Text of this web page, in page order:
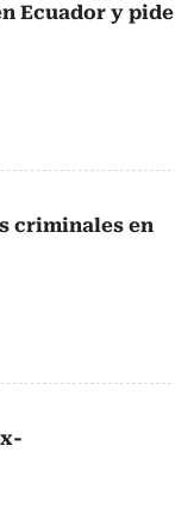
Ecuador y pide
criminales en